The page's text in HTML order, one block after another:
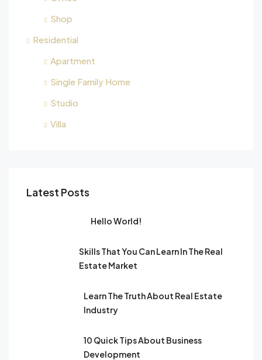
Shop
Residential
Apartment
Single Family Home
Studio
Villa
Latest Posts
Hello World!
Skills That You Can Learn In The Real
Estate Market
Learn The Truth About Real Estate
Industry
10 Quick Tips About Business
Development